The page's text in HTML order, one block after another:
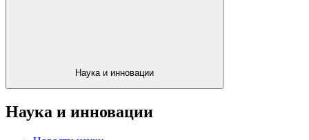
Наука и инновации
Наука и инновации